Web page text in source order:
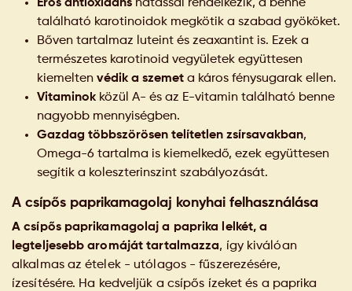
Erős antioxidáns hatással rendelkezik, a benne
található karotinoidok megkötik a szabad gyököket.
Bőven tartalmaz luteint és zeaxantint is. Ezek a
természetes karotinoid vegyületek együttesen
kiemelten védik a szemet a káros fénysugarak ellen.
Vitaminok közül A- és az E-vitamin található benne
nagyobb mennyiségben.
Gazdag többszörösen telítetlen zsírsavakban,
Omega-6 tartalma is kiemelkedő, ezek együttesen
segítik a koleszterinszint szabályozását.
A csípős paprikamagolaj konyhai felhasználása
A csípős paprikamagolaj a paprika lelkét, a
legteljesebb aromáját tartalmazza, így kiválóan
alkalmas az ételek - utólagos - fűszerezésére,
ízesítésére. Ha kedveljük a csípős ízeket és a paprika